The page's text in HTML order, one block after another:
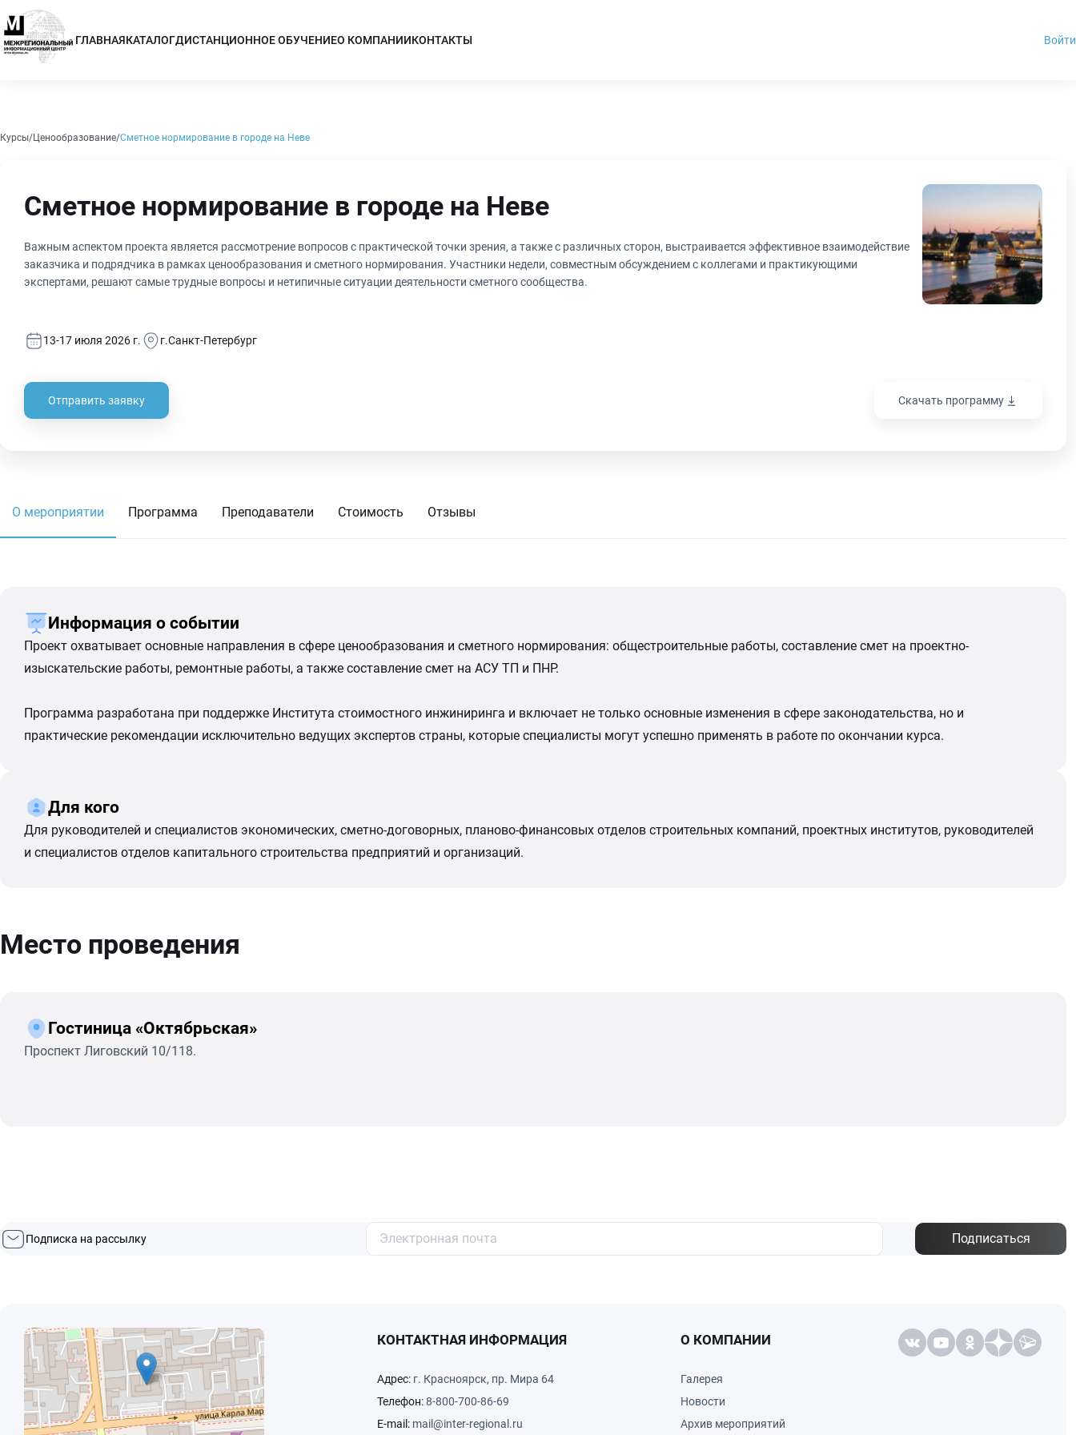
ГЛАВНАЯКАТАЛОГДИСТАНЦИОННОЕ ОБУЧЕНИЕО КОМПАНИИКОНТАКТЫ Войти
Курсы Ценообразование Сметное нормирование в городе на Неве
Сметное нормирование в городе на Неве
Важным аспектом проекта является рассмотрение вопросов с практической точки зрения, а также с различных сторон, выстраивается эффективное взаимодействие
заказчика и подрядчика в рамках ценообразования и сметного нормирования. Участники недели, совместным обсуждением с коллегами и практикующими
экспертами, решают самые трудные вопросы и нетипичные ситуации деятельности сметного сообщества.
13-17 июля 2026 г. г.Санкт-Петербург
Отправить заявку Скачать программу
О мероприятии Программа Преподаватели Стоимость Отзывы
Информация о событии
Проект охватывает основные направления в сфере ценообразования и сметного нормирования: общестроительные работы, составление смет на проектно-
изыскательские работы, ремонтные работы, а также составление смет на АСУ ТП и ПНР.
Программа разработана при поддержке Института стоимостного инжиниринга и включает не только основные изменения в сфере законодательства, но и
практические рекомендации исключительно ведущих экспертов страны, которые специалисты могут успешно применять в работе по окончании курса.
Для кого
Для руководителей и специалистов экономических, сметно-договорных, планово-финансовых отделов строительных компаний, проектных институтов, руководителей
и специалистов отделов капитального строительства предприятий и организаций.
Место проведения
Гостиница «Октябрьская»
Проспект Лиговский 10/118.
Подписка на рассылку Подписаться
КОНТАКТНАЯ ИНФОРМАЦИЯ
Адрес: г. Красноярск, пр. Мира 64
Телефон:8-800-700-86-69
E-mail: mail@inter-regional.ru
О КОМПАНИИ
Галерея
Новости
Архив мероприятий